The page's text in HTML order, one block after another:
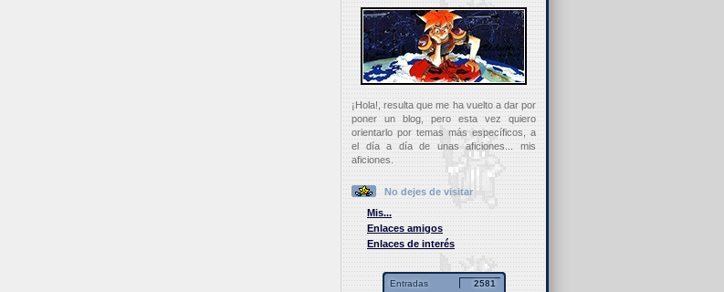
¡Hola!, resulta que me ha vuelto a dar por
poner un blog, pero esta vez quiero
orientarlo por temas más específicos, a
el día a día de unas aficiones... mis
aficiones.
No dejes de visitar
Mis...
Enlaces amigos
Enlaces de interés
Entradas 2581